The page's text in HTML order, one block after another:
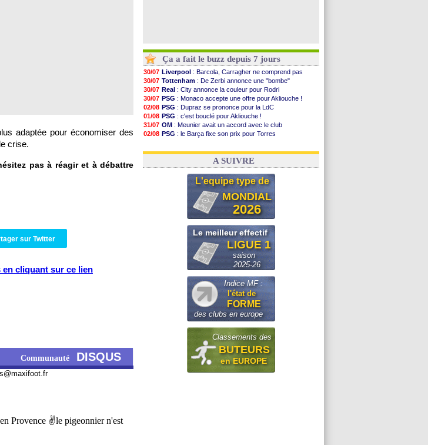
adaptée pour économiser des
crise.
pas à réagir et à débattre
sur Twitter
en cliquant sur ce lien
Communauté DISQUS
Ça a fait le buzz depuis 7 jours
30/07 Liverpool : Barcola, Carragher ne comprend pas
30/07 Tottenham : De Zerbi annonce une "bombe"
30/07 Real : City annonce la couleur pour Rodri
30/07 PSG : Monaco accepte une offre pour Akliouche !
02/08 PSG : Dupraz se prononce pour la LdC
01/08 PSG : c'est bouclé pour Akliouche !
31/07 OM : Meunier avait un accord avec le club
02/08 PSG : le Barça fixe son prix pour Torres
03/08 FIFA: Infantino sollicite Trump
A SUIVRE
L'equipe type de
MONDIAL
2026
Le meilleur effectif
LIGUE 1
saison
2025-26
Indice MF :
l'état de
FORME
des clubs en europe
Classements des
BUTEURS
en EUROPE